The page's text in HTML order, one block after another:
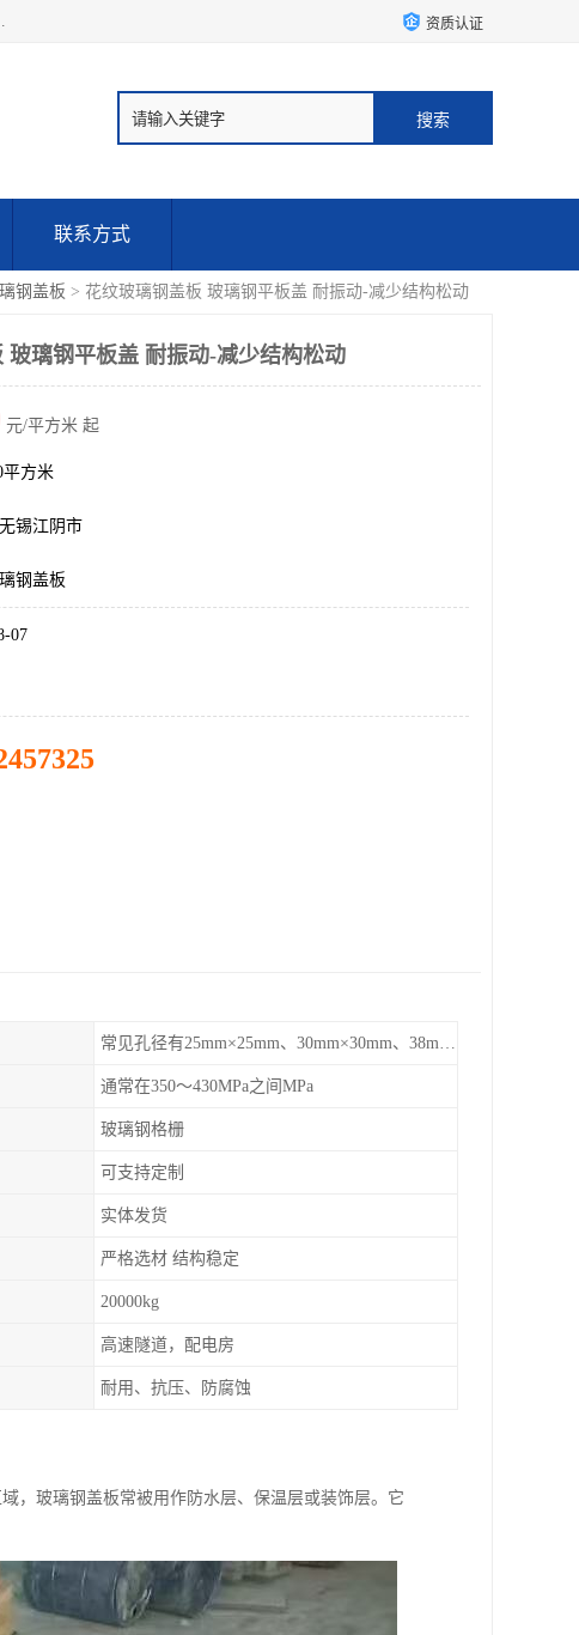
公司人决心加倍努力愿与广大社会同仁精诚合作共创辉煌！ 资质认证
联系方式
钢盖板 > 花纹玻璃钢盖板 玻璃钢平板盖 耐振动-减少结构松动
玻璃钢平板盖 耐振动-减少结构松动
元/平方米 起
平方米
锡江阴市
钢盖板
07
常见孔径有25mm×25mm、30mm×30mm、38mm×38mm等,
通常在350～430MPa之间MPa
玻璃钢格栅
可支持定制
实体发货
严格选材 结构稳定
20000kg
高速隧道，配电房
耐用、抗压、防腐蚀
，玻璃钢盖板常被用作防水层、保温层或装饰层。它